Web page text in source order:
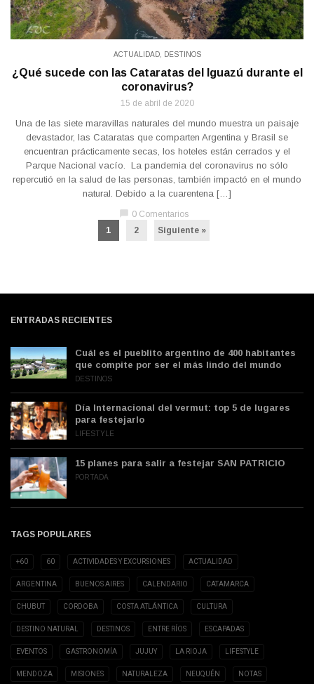
ACTUALIDAD, DESTINOS
¿Qué sucede con las Cataratas del Iguazú durante el
coronavirus?
15 de abril de 2020
Una de las siete maravillas naturales del mundo muestra un paisaje
devastador, las Cataratas que comparten Argentina y Brasil se
encuentran prácticamente secas, los hoteles están cerrados y el
Parque Nacional vacío. La pandemia del coronavirus no sólo
repercutió en la salud de las personas, también impactó en el mundo
natural. Debido a la cuarentena […]
chat_bubble 0 Comentarios
1
2 Siguiente »
ENTRADAS RECIENTES
Cuál es el pueblito argentino de 400 habitantes
que compite por ser el más lindo del mundo
DESTINOS
Día Internacional del vermut: top 5 de lugares
para festejarlo
LIFESTYLE
15 planes para salir a festejar SAN PATRICIO
PORTADA
TAGS POPULARES
+60 60 ACTIVIDADES Y EXCURSIONES ACTUALIDAD
ARGENTINA BUENOS AIRES CALENDARIO CATAMARCA
CHUBUT CORDOBA COSTA ATLÁNTICA CULTURA
DESTINO NATURAL DESTINOS ENTRE RÍOS ESCAPADAS
EVENTOS GASTRONOMÍA JUJUY LA RIOJA LIFESTYLE
MENDOZA MISIONES NATURALEZA NEUQUÉN NOTAS